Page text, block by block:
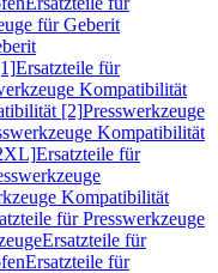
für Geberit
Ersatzteile für
Kompatibilität
[2]Presswerkzeuge
Kompatibilität
Ersatzteile für
Kompatibilität
für Presswerkzeuge
Ersatzteile für
Ersatzteile für